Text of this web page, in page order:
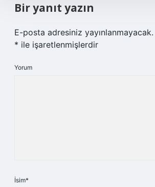
Bir yanıt yazın
E-posta adresiniz yayınlanmayacak.
* ile işaretlenmişlerdir
Yorum
İsim*